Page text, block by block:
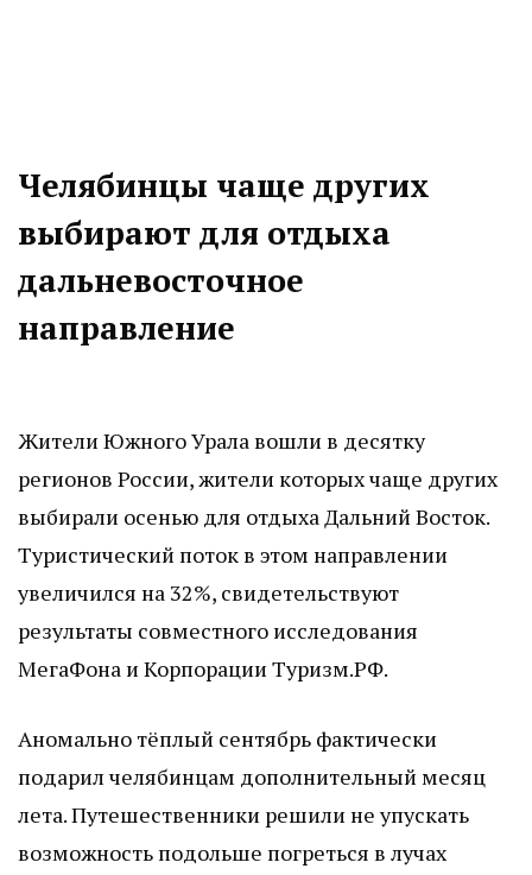
Челябинцы чаще других
выбирают для отдыха
дальневосточное
направление
Жители Южного Урала вошли в десятку
регионов России, жители которых чаще других
выбирали осенью для отдыха Дальний Восток.
Туристический поток в этом направлении
увеличился на 32%, свидетельствуют
результаты совместного исследования
МегаФона и Корпорации Туризм.РФ.
Аномально тёплый сентябрь фактически
подарил челябинцам дополнительный месяц
лета. Путешественники решили не упускать
возможность подольше погреться в лучах